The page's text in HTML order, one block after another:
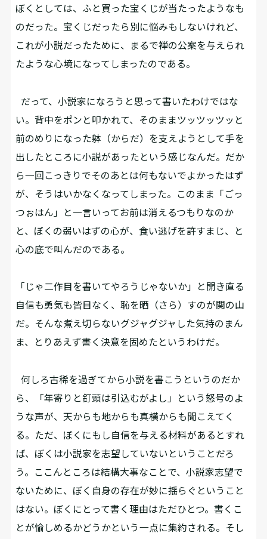
ぼくとしては、ふと買った宝くじが当たったようなも
のだった。宝くじだったら別に悩みもしないけれど、
これが小説だったために、まるで禅の公案を与えられ
たような心境になってしまったのである。
だって、小説家になろうと思って書いたわけではな
い。背中をポンと叩かれて、そのままツッツッツッと
前のめりになった躰（からだ）を支えようとして手を
出したところに小説があったという感じなんだ。だか
ら一回こっきりでそのあとは何もないでよかったはず
が、そうはいかなくなってしまった。このまま「ごっ
つぉはん」と一言いってお前は消えるつもりなのか
と、ぼくの弱いはずの心が、食い逃げを許すまじ、と
心の底で叫んだのである。
「じゃ二作目を書いてやろうじゃないか」と開き直る
自信も勇気も皆目なく、恥を晒（さら）すのが関の山
だ。そんな煮え切らないグジャグジャした気持のまん
ま、とりあえず書く決意を固めたというわけだ。
何しろ古稀を過ぎてから小説を書こうというのだか
ら、「年寄りと釘頭は引込むがよし」という怒号のよ
うな声が、天からも地からも真横からも聞こえてく
る。ただ、ぼくにもし自信を与える材料があるとすれ
ば、ぼくは小説家を志望していないということだろ
う。ここんところは結構大事なことで、小説家志望で
ないために、ぼく自身の存在が妙に揺らぐということ
はない。ぼくにとって書く理由はただひとつ。書くこ
とが愉しめるかどうかという一点に集約される。そし